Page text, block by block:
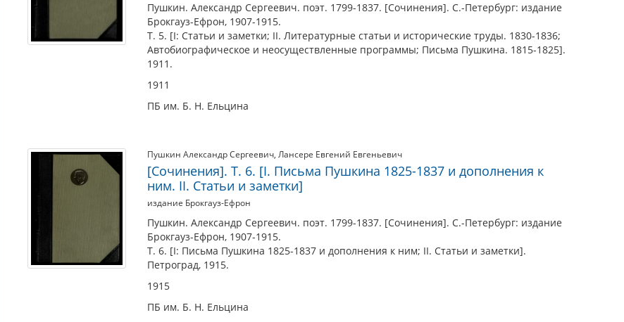
Пушкин. Александр Сергеевич. поэт. 1799-1837. [Сочинения]. С.-Петербург: издание
Брокгауз-Ефрон, 1907-1915.
Т. 5. [I: Статьи и заметки; II. Литературные статьи и исторические труды. 1830-1836;
Автобиографическое и неосуществленные программы; Письма Пушкина. 1815-1825].
1911.
1911
ПБ им. Б. Н. Ельцина
Пушкин Александр Сергеевич, Лансере Евгений Евгеньевич
[Сочинения]. Т. 6. [I. Письма Пушкина 1825-1837 и дополнения к
ним. II. Статьи и заметки]
издание Брокгауз-Ефрон
Пушкин. Александр Сергеевич. поэт. 1799-1837. [Сочинения]. С.-Петербург: издание
Брокгауз-Ефрон, 1907-1915.
Т. 6. [I: Письма Пушкина 1825-1837 и дополнения к ним; II. Статьи и заметки].
Петроград, 1915.
1915
ПБ им. Б. Н. Ельцина